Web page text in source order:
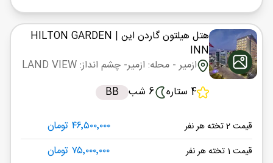
هتل هیلتون گاردن این | HILTON GARDEN
INN
ازمیر- محله: ازمیر- چشم انداز: LAND VIEW
4 ستاره
6 شب BB
قیمت 2 تخته هر نفر ۴۶٬۵۰۰٬۰۰۰ تومان
قیمت 1 تخته هر نفر ۷۵٬۰۰۰٬۰۰۰ تومان